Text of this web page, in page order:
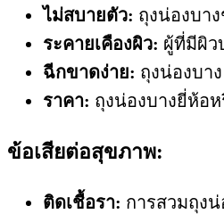
ไม่สบายตัว: ถุงน่องบา
ระคายเคืองผิว: ผู้ที่มีผิว
ฉีกขาดง่าย: ถุงน่องบา
ราคา: ถุงน่องบางยี่ห้อ
ข้อเสียต่อสุขภาพ:
ติดเชื้อรา: การสวมถุง